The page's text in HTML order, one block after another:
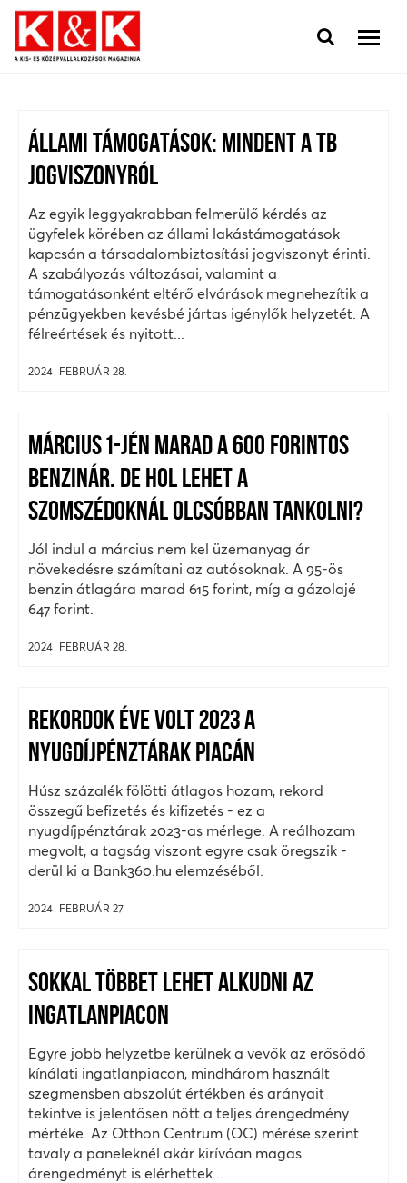
ÁLLAMI TÁMOGATÁSOK: MINDENT A TB
JOGVISZONYRÓL
Az egyik leggyakrabban felmerülő kérdés az
ügyfelek körében az állami lakástámogatások
kapcsán a társadalombiztosítási jogviszonyt érinti.
A szabályozás változásai, valamint a
támogatásonként eltérő elvárások megnehezítik a
pénzügyekben kevésbé jártas igénylők helyzetét. A
félreértések és nyitott...
2024. FEBRUÁR 28.
MÁRCIUS 1-JÉN MARAD A 600 FORINTOS
BENZINÁR. DE HOL LEHET A
SZOMSZÉDOKNÁL OLCSÓBBAN TANKOLNI?
Jól indul a március nem kel üzemanyag ár
növekedésre számítani az autósoknak. A 95-ös
benzin átlagára marad 615 forint, míg a gázolajé
647 forint.
2024. FEBRUÁR 28.
REKORDOK ÉVE VOLT 2023 A
NYUGDÍJPÉNZTÁRAK PIACÁN
Húsz százalék fölötti átlagos hozam, rekord
összegű befizetés és kifizetés - ez a
nyugdíjpénztárak 2023-as mérlege. A reálhozam
megvolt, a tagság viszont egyre csak öregszik -
derül ki a Bank360.hu elemzéséből.
2024. FEBRUÁR 27.
SOKKAL TÖBBET LEHET ALKUDNI AZ
INGATLANPIACON
Egyre jobb helyzetbe kerülnek a vevők az erősödő
kínálati ingatlanpiacon, mindhárom használt
szegmensben abszolút értékben és arányait
tekintve is jelentősen nőtt a teljes árengedmény
mértéke. Az Otthon Centrum (OC) mérése szerint
tavaly a paneleknél akár kirívóan magas
árengedményt is elérhettek...